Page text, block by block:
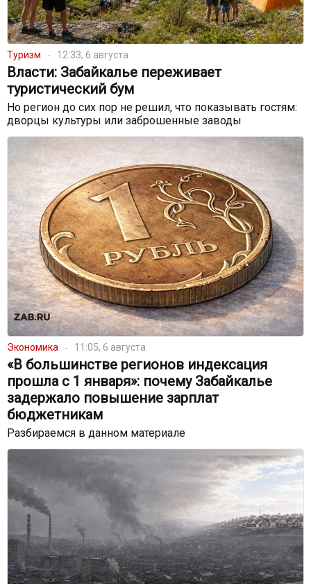
Туризм 12:33, 6 августа
Власти: Забайкалье переживает
туристический бум
Но регион до сих пор не решил, что показывать гостям:
дворцы культуры или заброшенные заводы
Экономика 11:05, 6 августа
«В большинстве регионов индексация
прошла с 1 января»: почему Забайкалье
задержало повышение зарплат
бюджетникам
Разбираемся в данном материале